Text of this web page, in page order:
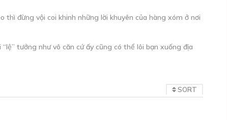
đừng vội coi khinh những lời khuyên của hàng xóm ở nơi
tưởng như vô căn cứ ấy cũng có thể lôi bạn xuống địa
SORT